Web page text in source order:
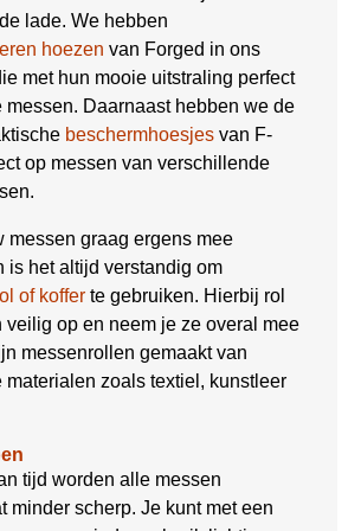
lade. We hebben
hoezen van Forged in ons
met hun mooie uitstraling perfect
messen. Daarnaast hebben we de
beschermhoesjes van F-
op messen van verschillende
messen graag ergens mee
is het altijd verstandig om
of koffer te gebruiken. Hierbij rol
veilig op en neem je ze overal mee
messenrollen gemaakt van
materialen zoals textiel, kunstleer
tijd worden alle messen
minder scherp. Je kunt met een